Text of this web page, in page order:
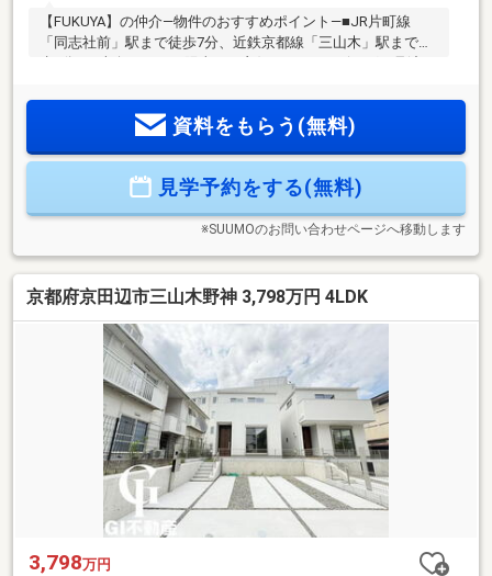
【FUKUYA】の仲介―物件のおすすめポイント―■JR片町線
「同志社前」駅まで徒歩7分、近鉄京都線「三山木」駅まで徒
歩9分。■南向きにつき陽当たり良好です！■リビングを見渡せ
歩10分圏内にお買い物施設充実！生活に便利な立地です！
資料をもらう(無料)
見学予約をする(無料)
※SUUMOのお問い合わせページへ移動します
京都府京田辺市三山木野神 3,798万円 4LDK
3,798万円